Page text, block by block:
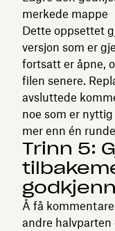
merkede mappe
Dette oppsettet
versjon som er
fortsatt er åpne,
filen senere.
avsluttede
noe som er
mer enn én
Trinn 5:
Å få
andre halvparten